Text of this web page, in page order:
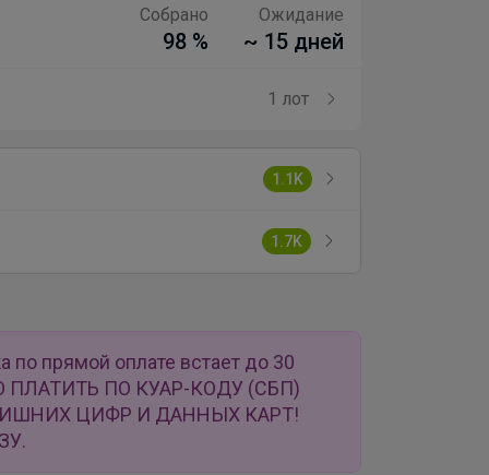
Собрано
98 %
Ожидание
~ 15 дней
1 лот
1.1K
1.7K
по прямой оплате встает до 30
ПЛАТИТЬ ПО КУАР-КОДУ (СБП)
ЦИФР И ДАННЫХ КАРТ!